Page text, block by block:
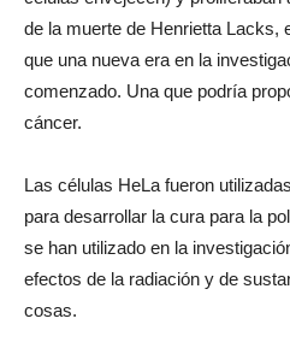
de la muerte de Henrietta Lacks,
que una nueva era en la
comenzado. Una que podría
cáncer.
Las células HeLa fueron
para desarrollar la cura para la
se han utilizado en la
efectos de la radiación y de
cosas.